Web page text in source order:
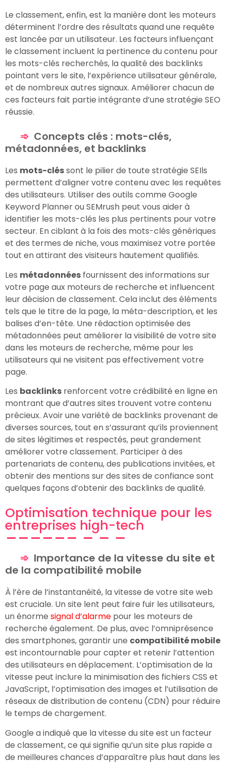
Le classement, enfin, est la manière dont les moteurs
déterminent l’ordre des résultats quand une requête
est lancée par un utilisateur. Les facteurs influençant
le classement incluent la pertinence du contenu pour
les mots-clés recherchés, la qualité des backlinks
pointant vers le site, l’expérience utilisateur générale,
et de nombreux autres signaux. Améliorer chacun de
ces facteurs fait partie intégrante d’une stratégie SEO
réussie.
Concepts clés : mots-clés,
métadonnées, et backlinks
Les mots-cléssont le pilier de toute stratégie SEIls
permettent d’aligner votre contenu avec les requêtes
des utilisateurs. Utiliser des outils comme Google
Keyword Planner ou SEMrush peut vous aider à
identifier les mots-clés les plus pertinents pour votre
secteur. En ciblant à la fois des mots-clés génériques
et des termes de niche, vous maximisez votre portée
tout en attirant des visiteurs hautement qualifiés.
Les métadonnées fournissent des informations sur
votre page aux moteurs de recherche et influencent
leur décision de classement. Cela inclut des éléments
tels que le titre de la page, la méta-description, et les
balises d’en-tête. Une rédaction optimisée des
métadonnées peut améliorer la visibilité de votre site
dans les moteurs de recherche, même pour les
utilisateurs qui ne visitent pas effectivement votre
page.
Les backlinks renforcent votre crédibilité en ligne en
montrant que d’autres sites trouvent votre contenu
précieux. Avoir une variété de backlinks provenant de
diverses sources, tout en s’assurant qu’ils proviennent
de sites légitimes et respectés, peut grandement
améliorer votre classement. Participer à des
partenariats de contenu, des publications invitées, et
obtenir des mentions sur des sites de confiance sont
quelques façons d’obtenir des backlinks de qualité.
Optimisation technique pour les
entreprises high-tech
Importance de la vitesse du site et
de la compatibilité mobile
À l’ère de l’instantanéité, la vitesse de votre site web
est cruciale. Un site lent peut faire fuir les utilisateurs,
un énorme signal d’alarme pour les moteurs de
recherche également. De plus, avec l’omniprésence
des smartphones, garantir une compatibilité mobile
est incontournable pour capter et retenir l’attention
des utilisateurs en déplacement. L’optimisation de la
vitesse peut inclure la minimisation des fichiers CSS et
JavaScript, l’optimisation des images et l’utilisation de
réseaux de distribution de contenu (CDN) pour réduire
le temps de chargement.
Google a indiqué que la vitesse du site est un facteur
de classement, ce qui signifie qu’un site plus rapide a
de meilleures chances d’apparaître plus haut dans les